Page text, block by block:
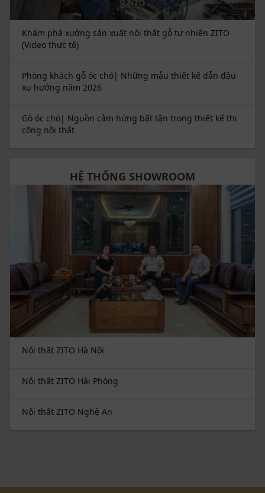
Khám phá xưởng sản xuất nội thất gỗ tự nhiên ZITO
(Video thực tế)
Phòng khách gỗ óc chó| Những mẫu thiết kế dẫn đầu
xu hướng năm 2026
Gỗ óc chó| Nguồn cảm hứng bất tận trong thiết kế thi
công nội thất
HỆ THỐNG SHOWROOM
Nội thất ZITO Hà Nội
Nội thất ZITO Hải Phòng
Nội thất ZITO Nghệ An